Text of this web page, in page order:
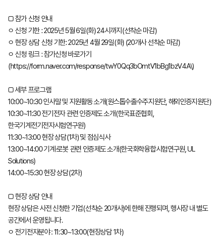
□ 참가 신청 안내
ㅇ 신청 기한 : 2025년 5월 6일(화) 24시까지(선착순 마감)
ㅇ 현장 상담 신청 기한: 2025년 4월 29일(화) (20개사 선착순 마감)
ㅇ 신청 링크 : 참가신청 바로가기
(https://form.naver.com/response/twY0Qq3bOmtV1bBg1bzV4A\)
□ 세부 프로그램
10:00~10:30 인사말 및 지원활동 소개(원스톱수출수주지원단, 해외인증지원단)
10:30~11:30 전기전자 관련 인증제도 소개(한국표준협회,
한국기계전기전자시험연구원)
11:30~13:00 현장 상담(1차) 및 점심식사
13:00~14:00 기계·로봇 관련 인증제도 소개(한국화학융합시험연구원, UL
Solutions)
14:00~15:30 현장 상담(2차)
□ 현장 상담 안내
현장 상담은 사전 신청한 기업(선착순 20개사)에 한해 진행되며, 행사장 내 별도
공간에서 운영됩니다.
ㅇ 전기전자분야 : 11:30~13:00(현장상담 1차)